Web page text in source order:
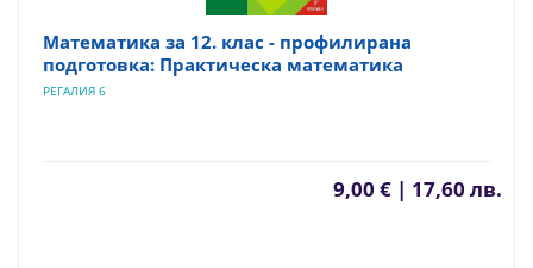
Математика за 12. клас - профилирана
подготовка: Практическа математика
РЕГАЛИЯ 6
9,00 € | 17,60 лв.